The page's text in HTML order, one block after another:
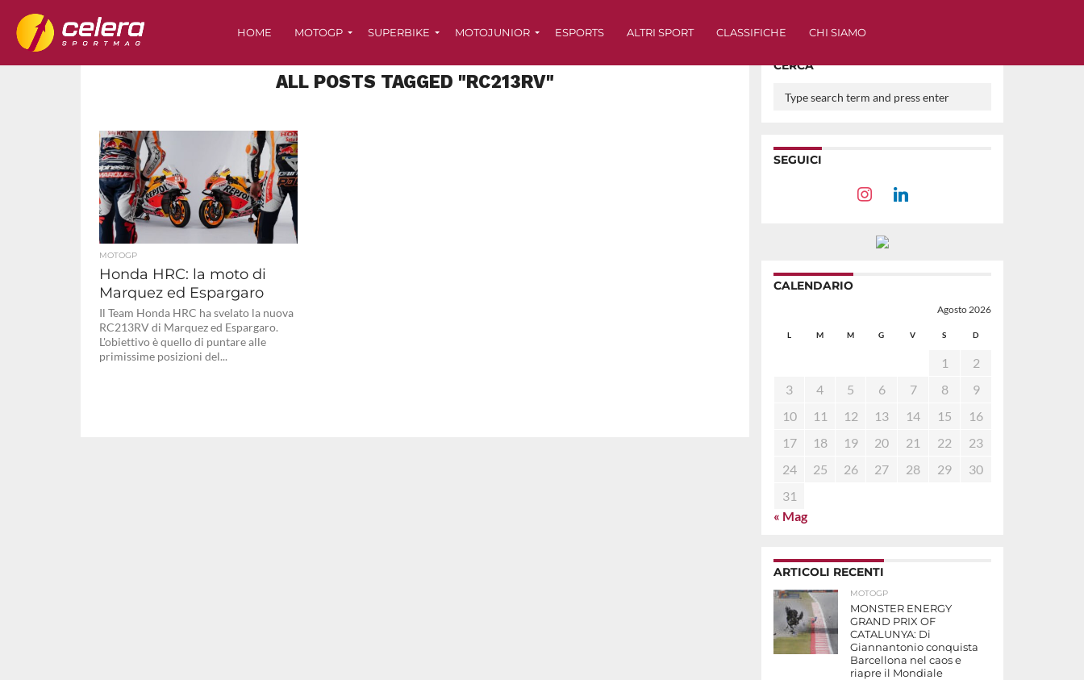
HOME MOTOGP SUPERBIKE MOTOJUNIOR ESPORTS ALTRI SPORT CLASSIFICHE CHI SIAMO
ALL POSTS TAGGED "RC213RV"
MOTOGP
Honda HRC: la moto di
Marquez ed Espargaro
Il Team Honda HRC ha svelato la nuova
RC213RV di Marquez ed Espargaro.
L'obiettivo è quello di puntare alle
primissime posizioni del...
CERCA
SEGUICI
CALENDARIO
Agosto 2026
L M M G V S D
1
2
3
4 5 6 7 8
9
10
11 12 13 14 15
16
17
18 19 20 21 22
23
24
25 26 27 28 29
30
31
« Mag
ARTICOLI RECENTI
MOTOGP
MONSTER ENERGY
GRAND PRIX OF
CATALUNYA: Di
Giannantonio conquista
Barcellona nel caos e
riapre il Mondiale